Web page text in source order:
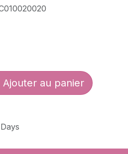
Ajouter au panier